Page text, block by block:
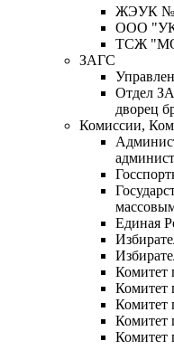
ЖЭУК
ООО "УК
ТСЖ
ЗАГС
Отдел
дворец
Комиссии,
Единая
Комитет
Комитет
Комитет
Комитет